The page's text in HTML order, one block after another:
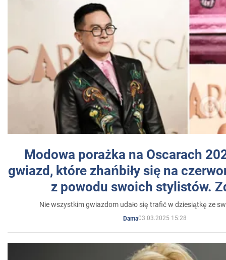
Modowa porażka na Oscarach
gwiazd, które zhańbiły się na
z powodu swoich stylistów.
Nie wszystkim gwiazdom udało się trafić w dziesiątkę ze
Dama03.03.2025 15:28